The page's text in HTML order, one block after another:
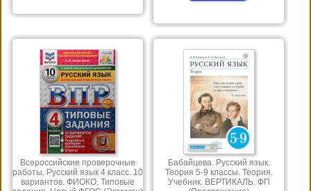
Всероссийские проверочные
работы. Русский язык 4 класс. 10
вариантов. ФИОКО. Типовые
Бабайцева. Русский язык.
Теория 5-9 классы. Теория.
Учебник. ВЕРТИКАЛЬ. ФП